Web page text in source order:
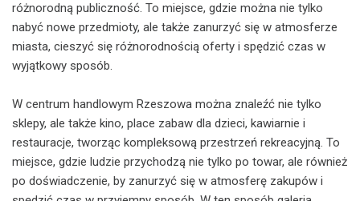
różnorodną publiczność. To miejsce, gdzie można nie tylko
nabyć nowe przedmioty, ale także zanurzyć się w atmosferze
miasta, cieszyć się różnorodnością oferty i spędzić czas w
wyjątkowy sposób.
W centrum handlowym Rzeszowa można znaleźć nie tylko
sklepy, ale także kino, place zabaw dla dzieci, kawiarnie i
restauracje, tworząc kompleksową przestrzeń rekreacyjną. To
miejsce, gdzie ludzie przychodzą nie tylko po towar, ale również
po doświadczenie, by zanurzyć się w atmosferę zakupów i